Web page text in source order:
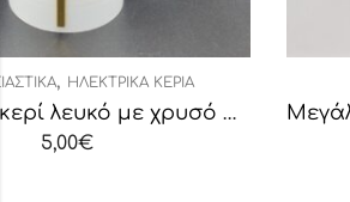
ΗΛΕΚΤΡΙΚΆ ΚΕΡΙΆ